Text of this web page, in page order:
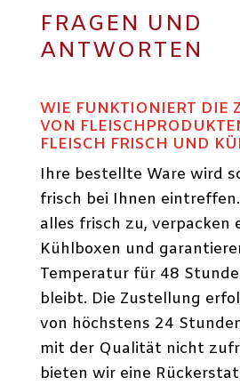
FRAGEN UND
ANTWORTEN
WIE FUNKTIONIERT DIE
VON
FLEISCH FRISCH UND
Ihre bestellte Ware wird
frisch bei Ihnen
alles frisch zu, verpacken
Kühlboxen und
Temperatur für 48
bleibt. Die Zustellung
von höchstens 24
mit der Qualität nicht
bieten wir eine